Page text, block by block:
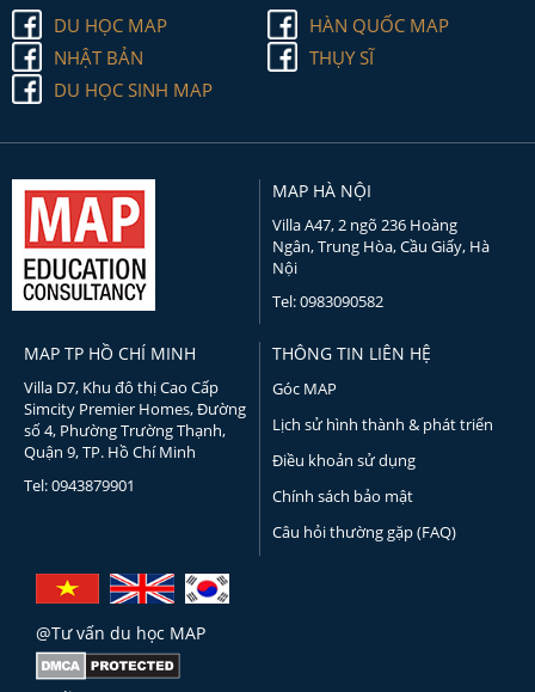
DU HỌC MAP
HÀN QUỐC MAP
NHẬT BẢN
THỤY SĨ
DU HỌC SINH MAP
MAP HÀ NỘI
Villa A47, 2 ngõ 236 Hoàng
Ngân, Trung Hòa, Cầu Giấy, Hà
Nội
Tel: 0983090582
MAP TP HỒ CHÍ MINH
Villa D7, Khu đô thị Cao Cấp
Simcity Premier Homes, Đường
số 4, Phường Trường Thạnh,
Quận 9, TP. Hồ Chí Minh
Tel: 0943879901
THÔNG TIN LIÊN HỆ
Góc MAP
Lịch sử hình thành & phát triển
Điều khoản sử dụng
Chính sách bảo mật
Câu hỏi thường gặp (FAQ)
@Tư vấn du học MAP